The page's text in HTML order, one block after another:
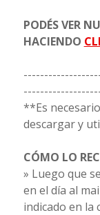
PODÉS VER
HACIENDO
**Es
descargar y
CÓMO LO
» Luego que
en el día al
indicado en la